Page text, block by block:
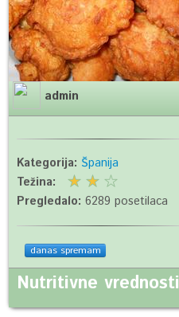
admin
Kategorija: Španija
Težina:
Pregledalo: 6289 posetilaca
danas spremam
Nutritivne vrednosti